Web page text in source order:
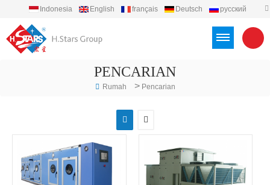
Indonesia English français Deutsch
русский
PENCARIAN
Rumah > Pencarian